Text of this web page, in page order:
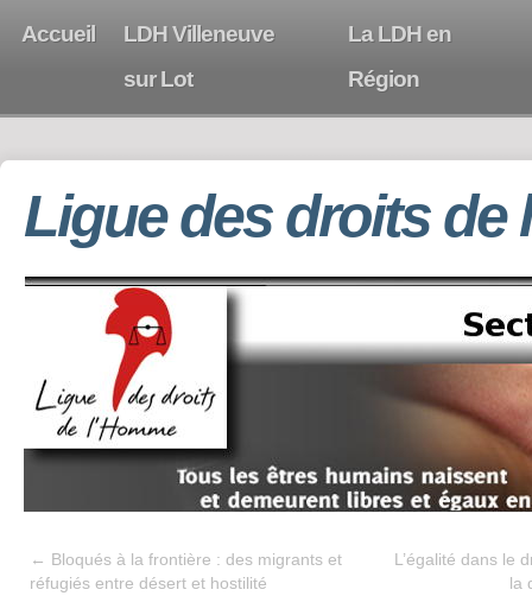
Accueil
LDH Villeneuve
sur Lot
La LDH en
Région
Ligue des droits de
← Bloqués à la frontière : des migrants et
réfugiés entre désert et hostilité
L’égalité dans le
la